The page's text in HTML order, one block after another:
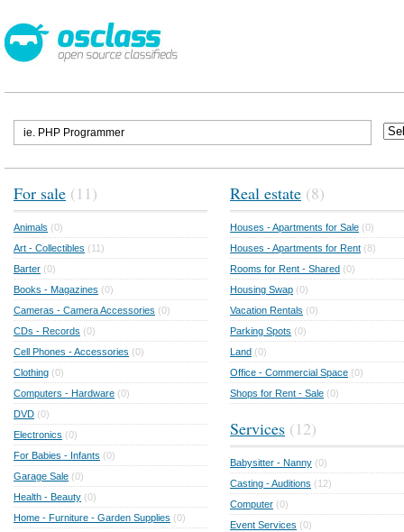
For sale (11)
Animals (0)
Art - Collectibles (11)
Barter (0)
Books - Magazines (0)
Cameras - Camera Accessories (0)
CDs - Records (0)
Cell Phones - Accessories (0)
Clothing (0)
Computers - Hardware (0)
DVD (0)
Electronics (0)
For Babies - Infants (0)
Garage Sale (0)
Health - Beauty (0)
Home - Furniture - Garden Supplies (0)
Real estate (8)
Houses - Apartments for Sale (0)
Houses - Apartments for Rent (8)
Rooms for Rent - Shared (0)
Housing Swap (0)
Vacation Rentals (0)
Parking Spots (0)
Land (0)
Office - Commercial Space (0)
Shops for Rent - Sale (0)
Services (12)
Babysitter - Nanny (0)
Casting - Auditions (12)
Computer (0)
Event Services (0)